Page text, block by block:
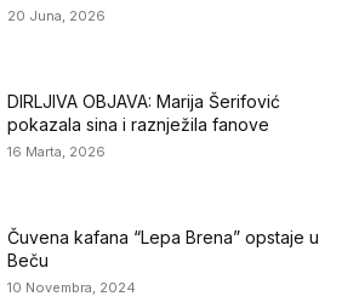
20 Juna, 2026
DIRLJIVA OBJAVA: Marija Šerifović
pokazala sina i raznježila fanove
16 Marta, 2026
Čuvena kafana “Lepa Brena” opstaje u
Beču
10 Novembra, 2024